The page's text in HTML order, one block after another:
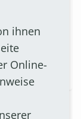
ihnen
Online-